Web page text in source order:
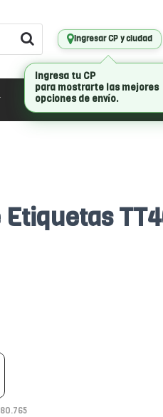
Ingresar CP y ciudad
CONECTIVIDAD